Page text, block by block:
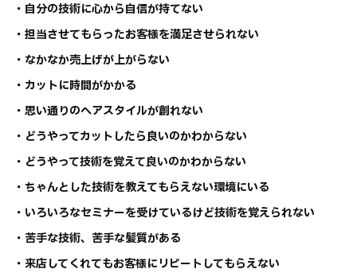
・自分の技術に心から自信が持てない
・担当させてもらったお客様を満足させられない
・なかなか売上げが上がらない
・カットに時間がかかる
・思い通りのヘアスタイルが創れない
・どうやってカットしたら良いのかわからない
・どうやって技術を覚えて良いのかわからない
・ちゃんとした技術を教えてもらえない環境にいる
・いろいろなセミナーを受けているけど技術を覚えられない
・苦手な技術、苦手な髪質がある
・来店してくれてもお客様にリピートしてもらえない